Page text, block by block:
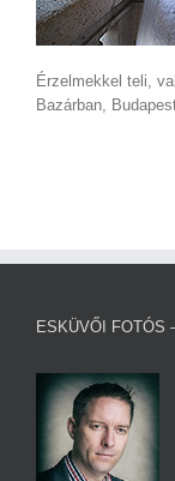
Érzelmekkel teli,
Bazárban,
ESKÜVŐI FOTÓS